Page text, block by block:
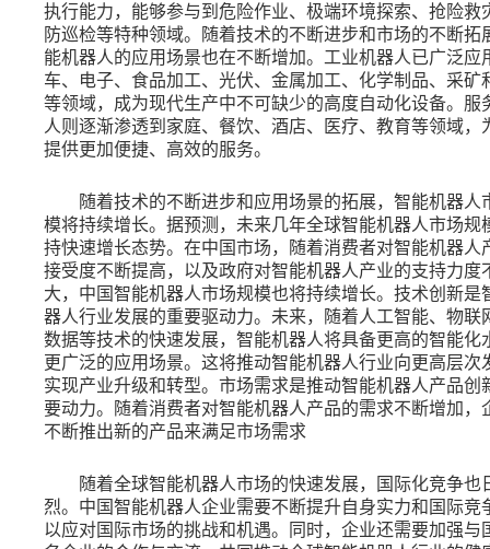
执行能力，能够参与到危险作业、极端环境探索、抢险救
防巡检等特种领域。随着技术的不断进步和市场的不断拓
能机器人的应用场景也在不断增加。工业机器人已广泛应
车、电子、食品加工、光伏、金属加工、化学制品、采矿
等领域，成为现代生产中不可缺少的高度自动化设备。服
人则逐渐渗透到家庭、餐饮、酒店、医疗、教育等领域，
提供更加便捷、高效的服务。
随着技术的不断进步和应用场景的拓展，智能机器人
模将持续增长。据预测，未来几年全球智能机器人市场规
持快速增长态势。在中国市场，随着消费者对智能机器人
接受度不断提高，以及政府对智能机器人产业的支持力度
大，中国智能机器人市场规模也将持续增长。技术创新是
器人行业发展的重要驱动力。未来，随着人工智能、物联
数据等技术的快速发展，智能机器人将具备更高的智能化
更广泛的应用场景。这将推动智能机器人行业向更高层次
实现产业升级和转型。市场需求是推动智能机器人产品创
要动力。随着消费者对智能机器人产品的需求不断增加，
不断推出新的产品来满足市场需求
随着全球智能机器人市场的快速发展，国际化竞争也
烈。中国智能机器人企业需要不断提升自身实力和国际竞
以应对国际市场的挑战和机遇。同时，企业还需要加强与